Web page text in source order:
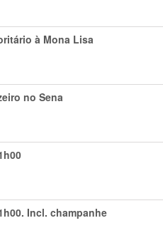
à Mona Lisa
no Sena
Incl. champanhe